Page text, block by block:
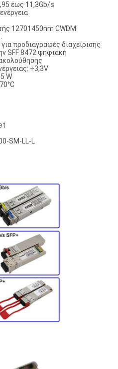
έως 11,3Gb/s
12701450nm CWDM
προδιαγραφές διαχείρισης
SFF 8472 ψηφιακή
+3,3V
W
SM-LL-L